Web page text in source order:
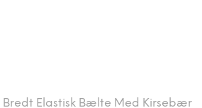
Bredt Elastisk Bælte Med Kirsebær